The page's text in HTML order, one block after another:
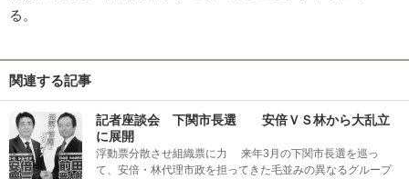
る。
関連する記事
記者座談会 下関市長選 安倍ＶＳ林から大乱立
に展開
浮動票分散させ組織票に力 来年3月の下関市長選を巡っ
て、安倍・林代理市政を担ってきた毛並みの異なるグループ